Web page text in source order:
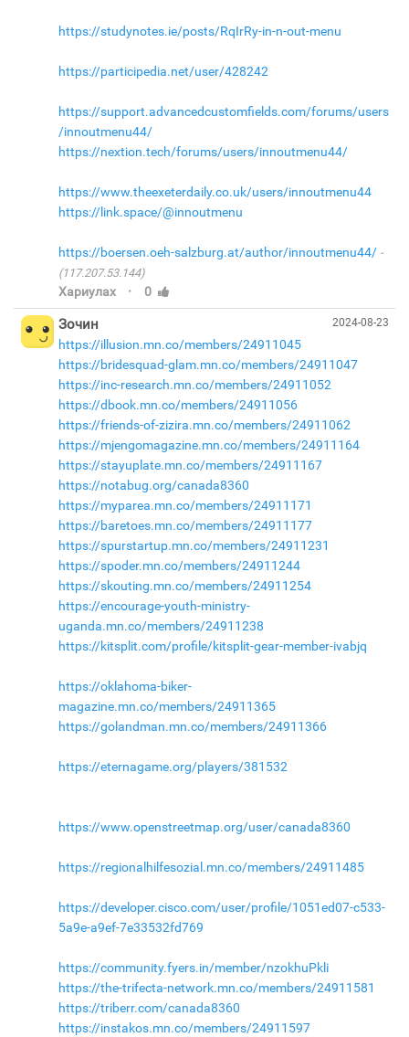
https://studynotes.ie/posts/RqIrRy-in-n-out-menu
https://participedia.net/user/428242
https://support.advancedcustomfields.com/forums/users
/innoutmenu44/
https://nextion.tech/forums/users/innoutmenu44/
https://www.theexeterdaily.co.uk/users/innoutmenu44
https://link.space/@innoutmenu
https://boersen.oeh-salzburg.at/author/innoutmenu44/
(117.207.53.144)
Хариулах · 0
2024-08-23
Зочин
https://illusion.mn.co/members/24911045
https://bridesquad-glam.mn.co/members/24911047
https://inc-research.mn.co/members/24911052
https://dbook.mn.co/members/24911056
https://friends-of-zizira.mn.co/members/24911062
https://mjengomagazine.mn.co/members/24911164
https://stayuplate.mn.co/members/24911167
https://notabug.org/canada8360
https://myparea.mn.co/members/24911171
https://baretoes.mn.co/members/24911177
https://spurstartup.mn.co/members/24911231
https://spoder.mn.co/members/24911244
https://skouting.mn.co/members/24911254
https://encourage-youth-ministry-
uganda.mn.co/members/24911238
https://kitsplit.com/profile/kitsplit-gear-member-ivabjq
https://oklahoma-biker-
magazine.mn.co/members/24911365
https://golandman.mn.co/members/24911366
https://eternagame.org/players/381532
https://www.openstreetmap.org/user/canada8360
https://regionalhilfesozial.mn.co/members/24911485
https://developer.cisco.com/user/profile/1051ed07-c533-
5a9e-a9ef-7e33532fd769
https://community.fyers.in/member/nzokhuPkli
https://the-trifecta-network.mn.co/members/24911581
https://triberr.com/canada8360
https://instakos.mn.co/members/24911597